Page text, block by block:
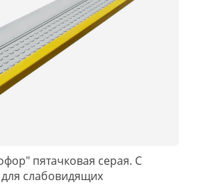
пятачковая серая. С
слабовидящих